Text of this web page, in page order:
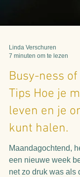
Linda Verschuren
7 minuten om te lezen
Busy-ness
Tips Hoe je
leven en je
kunt halen.
Maandagochtend,